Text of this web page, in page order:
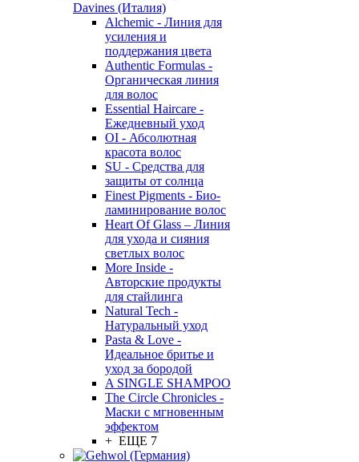
Davines (Италия)
Alchemic - Линия для
усиления и
поддержания цвета
Authentic Formulas -
Органическая линия
для волос
Essential Haircare -
Eжедневный уход
OI - Абсолютная
красота волос
SU - Средства для
защиты от солнца
Finest Pigments - Био-
ламинирование волос
Heart Of Glass – Линия
для ухода и сияния
светлых волос
More Inside -
Авторские продукты
для стайлинга
Natural Tech -
Натуральный уход
Pasta & Love -
Идеальное бритье и
уход за бородой
A SINGLE SHAMPOO
The Circle Chronicles -
Маски с мгновенным
эффектом
+ ЕЩЕ 7